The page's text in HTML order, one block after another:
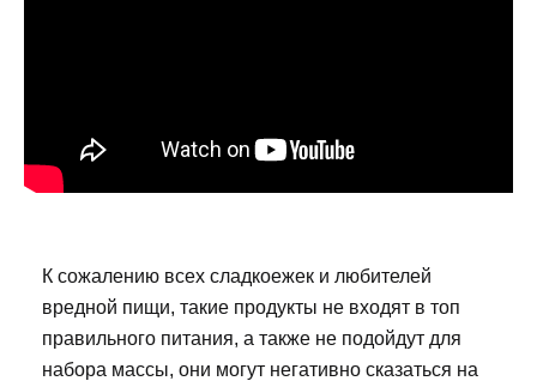
К сожалению всех сладкоежек и любителей
вредной пищи, такие продукты не входят в топ
правильного питания, а также не подойдут для
набора массы, они могут негативно сказаться на